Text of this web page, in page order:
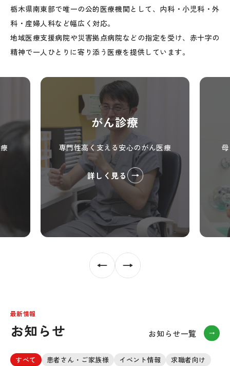
栃木県南東部で唯一の公的医療機関として、内科・小児科・外
科・産婦人科など幅広く対応。
地域医療支援病院や災害拠点病院などの指定を受け、赤十字の
精神で一人ひとりに寄り添う医療を提供しています。
がん診療
専門性高く支える安心のがん医療
詳しく見る
最新情報
お知らせ お知らせ一覧
すべて 患者さん・ご家族様 イベント情報
求職者向け